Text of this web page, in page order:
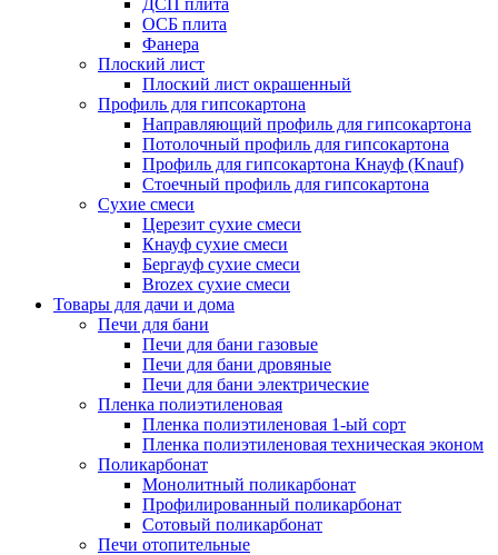
ДСП плита
ОСБ плита
Фанера
Плоский лист
Плоский лист окрашенный
Профиль для гипсокартона
Направляющий профиль для гипсокартона
Потолочный профиль для гипсокартона
Профиль для гипсокартона Кнауф (Knauf)
Стоечный профиль для гипсокартона
Сухие смеси
Церезит сухие смеси
Кнауф сухие смеси
Бергауф сухие смеси
Brozex сухие смеси
Товары для дачи и дома
Печи для бани
Печи для бани газовые
Печи для бани дровяные
Печи для бани электрические
Пленка полиэтиленовая
Пленка полиэтиленовая 1-ый сорт
Пленка полиэтиленовая техническая эконом
Поликарбонат
Монолитный поликарбонат
Профилированный поликарбонат
Сотовый поликарбонат
Печи отопительные